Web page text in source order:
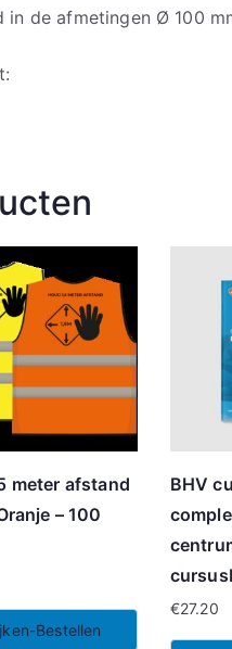
de afmetingen Ø 100
meter afstand
– 100
Bestellen
BHV
€27.20